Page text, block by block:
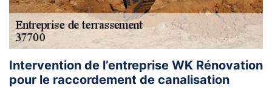
Intervention de l’entreprise WK Rénovation
pour le raccordement de canalisation